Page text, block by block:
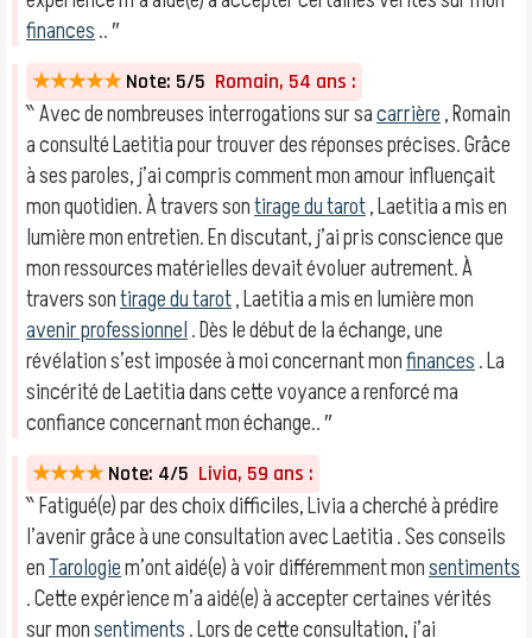
finances.. ″
★★★★★ Note: 5/5 Romain, 54 ans :
‶ Avec de nombreuses interrogations sur sacarrière, Romain
a consulté Laetitia pour trouver des réponses précises. Grâce
à ses paroles, j’ai compris comment mon amour influençait
mon quotidien. À travers sontirage du tarot, Laetitia a mis en
lumière mon entretien. En discutant, j’ai pris conscience que
mon ressources matérielles devait évoluer autrement. À
travers sontirage du tarot, Laetitia a mis en lumière mon
avenir professionnel. Dès le début de la échange, une
révélation s’est imposée à moi concernant monfinances. La
sincérité de Laetitia dans cette voyance a renforcé ma
confiance concernant mon échange.. ″
★★★★ Note: 4/5 Livia, 59 ans :
‶ Fatigué(e) par des choix difficiles, Livia a cherché à prédire
l’avenir grâce à une consultation avec Laetitia . Ses conseils
enTarologiem’ont aidé(e) à voir différemment monsentiments
. Cette expérience m’a aidé(e) à accepter certaines vérités
sur monsentiments. Lors de cette consultation, j’ai